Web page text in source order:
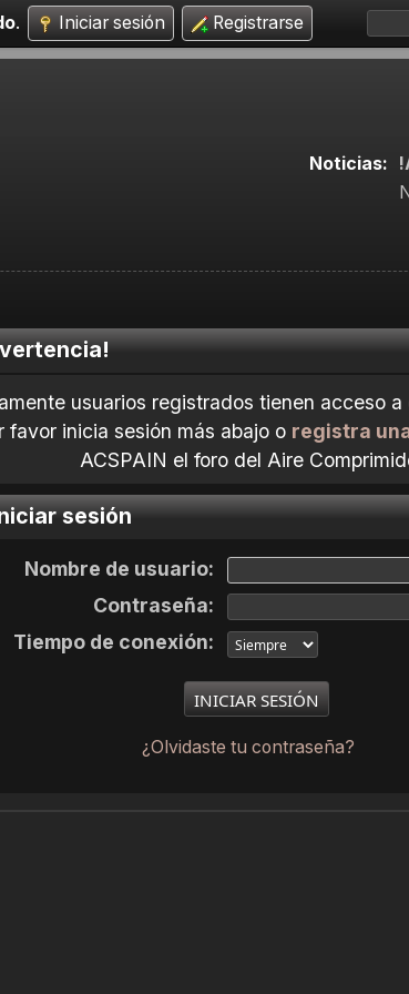
. Iniciar sesión Registrarse
Noticias:
usuarios registrados tienen acceso a
favor inicia sesión más abajo o registra
ACSPAIN el foro del Aire
sesión
Nombre de usuario:
Contraseña:
Tiempo de conexión:
¿Olvidaste tu contraseña?